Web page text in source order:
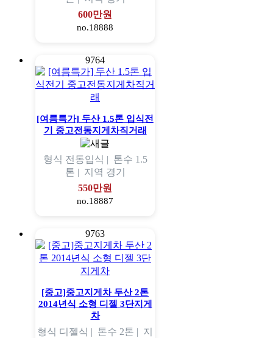
600만원
no.18888
9764
[여름특가] 두산 1.5톤 입식전
기 중고전동지게차직거래
형식 전동입식 | 톤수 1.5
톤 | 지역 경기
550만원
no.18887
9763
[중고]중고지게차 두산 2톤
2014년식 소형 디젤 3단지게
차
형식 디젤식 | 톤수 2톤 | 지